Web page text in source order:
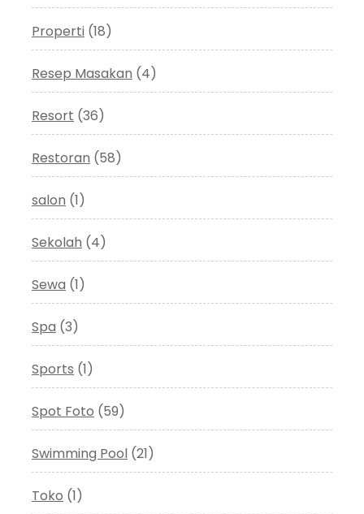
Properti (18)
Resep Masakan (4)
Resort (36)
Restoran (58)
salon (1)
Sekolah (4)
Sewa (1)
Spa (3)
Sports (1)
Spot Foto (59)
Swimming Pool (21)
Toko (1)